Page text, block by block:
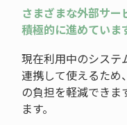
さまざまな外部サー
積極的に進めていま
現在利用中のシステ
連携して使えるため
の負担を軽減できま
ます。